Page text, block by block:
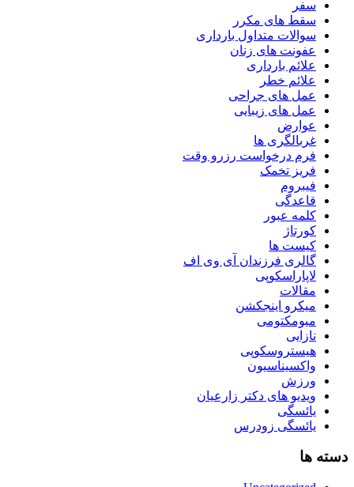
سفر
سقط های مکرر
سوالات متداول بارداری
عفونت های زنان
علائم بارداری
علائم خطر
عمل های جراحی
عمل های زیبایی
عوارض
غربالگری ها
فرم درخواست رزرو وقت
فریز تخمک
فیبروم
قاعدگی
کلمه عبور
کورتاژ
کیست ها
گالری فرزندان آی وی اف
لاپاراسکوپی
مقالات
میکرو اینجکشن
میومکتومی
نازایی
هیستروسکوپی
واکسیناسیون
ورزش
ویدیو های دکتر زارعیان
یائسگی
یائسگی زودرس
دسته ها